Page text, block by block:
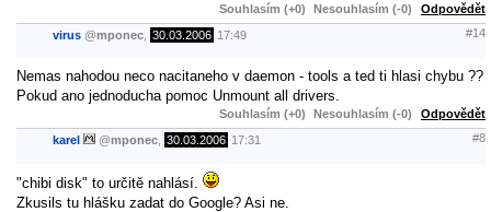
Souhlasím (+0) Nesouhlasím (-0) Odpovědět
virus @mponec 30.03.2006 17:49 #14
Nemas nahodou neco nacitaneho v daemon - tools a ted ti hlasi chybu ??
Pokud ano jednoducha pomoc Unmount all drivers.
Souhlasím (+0) Nesouhlasím (-0) Odpovědět
karel @mponec 30.03.2006 17:31 #8
"chibi disk" to určitě nahlásí.
Zkusils tu hlášku zadat do Google? Asi ne.